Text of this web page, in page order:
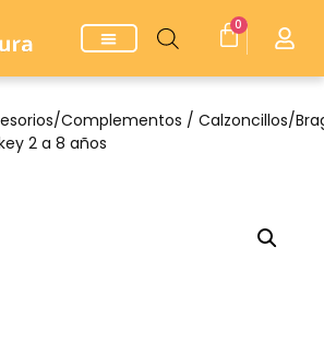
0
Complementos / Calzoncillos/
2 a 8 años